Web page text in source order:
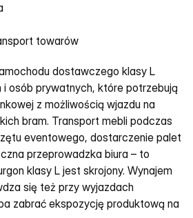
towarów
dostawczego klasy L
osób prywatnych, które potrzebują
z możliwością wjazdu na
bram. Transport mebli podczas
eventowego, dostarczenie palet
przeprowadzka biura – to
klasy L jest skrojony. Wynajem
się też przy wyjazdach
zabrać ekspozycję produktową na